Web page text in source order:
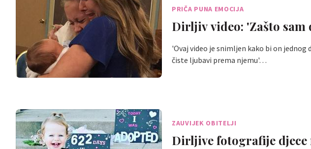
PRIČA PUNA EMOCIJA
Dirljiv video: 'Zašto sam
'Ovaj video je snimljen kako bi on jednog
čiste ljubavi prema njemu'…
ZAUVIJEK OBITELJI
Dirljive fotografije djece